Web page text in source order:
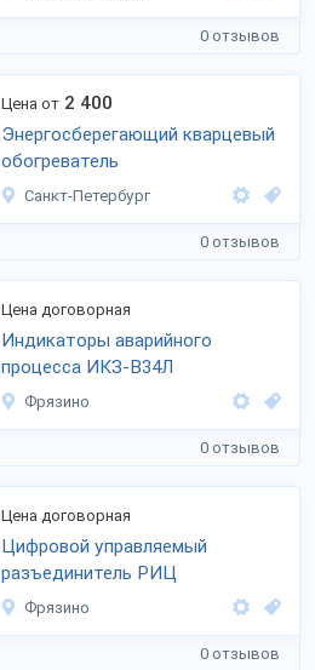
0 отзывов
Цена от 2 400
Энергосберегающий кварцевый
обогреватель
Санкт-Петербург
0 отзывов
Цена договорная
Индикаторы аварийного
процесса ИКЗ-В34Л
Фрязино
0 отзывов
Цена договорная
Цифровой управляемый
разъединитель РИЦ
Фрязино
0 отзывов